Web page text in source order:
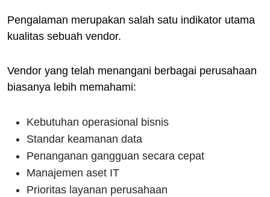
Pengalaman merupakan salah satu indikator utama
kualitas sebuah vendor.
Vendor yang telah menangani berbagai perusahaan
biasanya lebih memahami:
Kebutuhan operasional bisnis
Standar keamanan data
Penanganan gangguan secara cepat
Manajemen aset IT
Prioritas layanan perusahaan